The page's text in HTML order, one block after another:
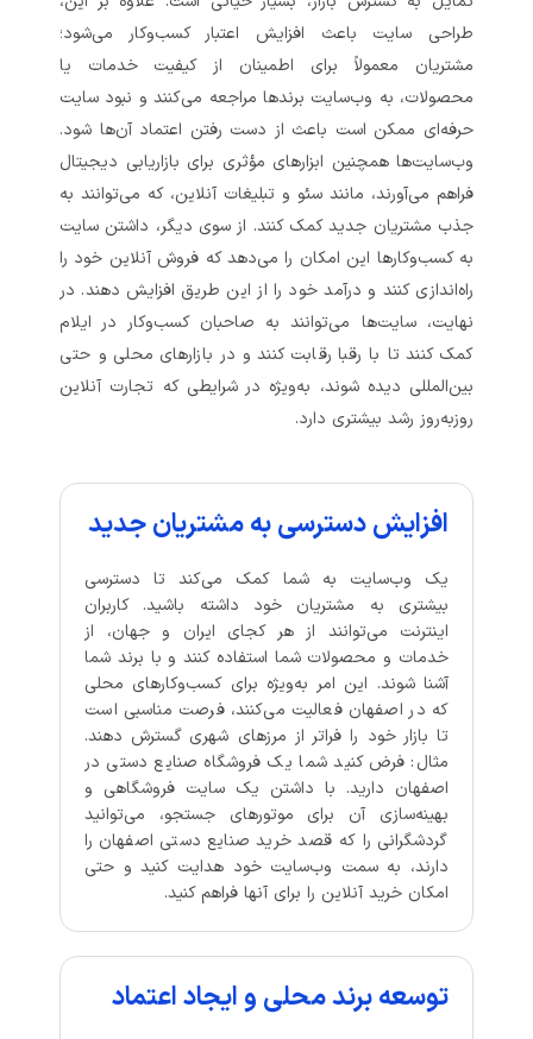
طراحی سایت باعث افزایش اعتبار کسب‌وکار می‌شود؛
مشتریان معمولاً برای اطمینان از کیفیت خدمات یا
محصولات، به وب‌سایت برندها مراجعه می‌کنند و نبود سایت
حرفه‌ای ممکن است باعث از دست رفتن اعتماد آن‌ها شود.
وب‌سایت‌ها همچنین ابزارهای مؤثری برای بازاریابی دیجیتال
فراهم می‌آورند، مانند سئو و تبلیغات آنلاین، که می‌توانند به
جذب مشتریان جدید کمک کنند. از سوی دیگر، داشتن سایت
به کسب‌وکارها این امکان را می‌دهد که فروش آنلاین خود را
راه‌اندازی کنند و درآمد خود را از این طریق افزایش دهند. در
نهایت، سایت‌ها می‌توانند به صاحبان کسب‌وکار در ایلام
کمک کنند تا با رقبا رقابت کنند و در بازارهای محلی و حتی
بین‌المللی دیده شوند، به‌ویژه در شرایطی که تجارت آنلاین
روزبه‌روز رشد بیشتری دارد.
افزایش دسترسی به مشتریان جدید
یک وب‌سایت به شما کمک می‌کند تا دسترسی
بیشتری به مشتریان خود داشته باشید. کاربران
اینترنت می‌توانند از هر کجای ایران و جهان، از
خدمات و محصولات شما استفاده کنند و با برند شما
آشنا شوند. این امر به‌ویژه برای کسب‌وکارهای محلی
که در اصفهان فعالیت می‌کنند، فرصت مناسبی است
تا بازار خود را فراتر از مرزهای شهری گسترش دهند.
مثال: فرض کنید شما یک فروشگاه صنایع دستی در
اصفهان دارید. با داشتن یک سایت فروشگاهی و
بهینه‌سازی آن برای موتورهای جستجو، می‌توانید
گردشگرانی را که قصد خرید صنایع دستی اصفهان را
دارند، به سمت وب‌سایت خود هدایت کنید و حتی
امکان خرید آنلاین را برای آنها فراهم کنید.
توسعه برند محلی و ایجاد اعتماد